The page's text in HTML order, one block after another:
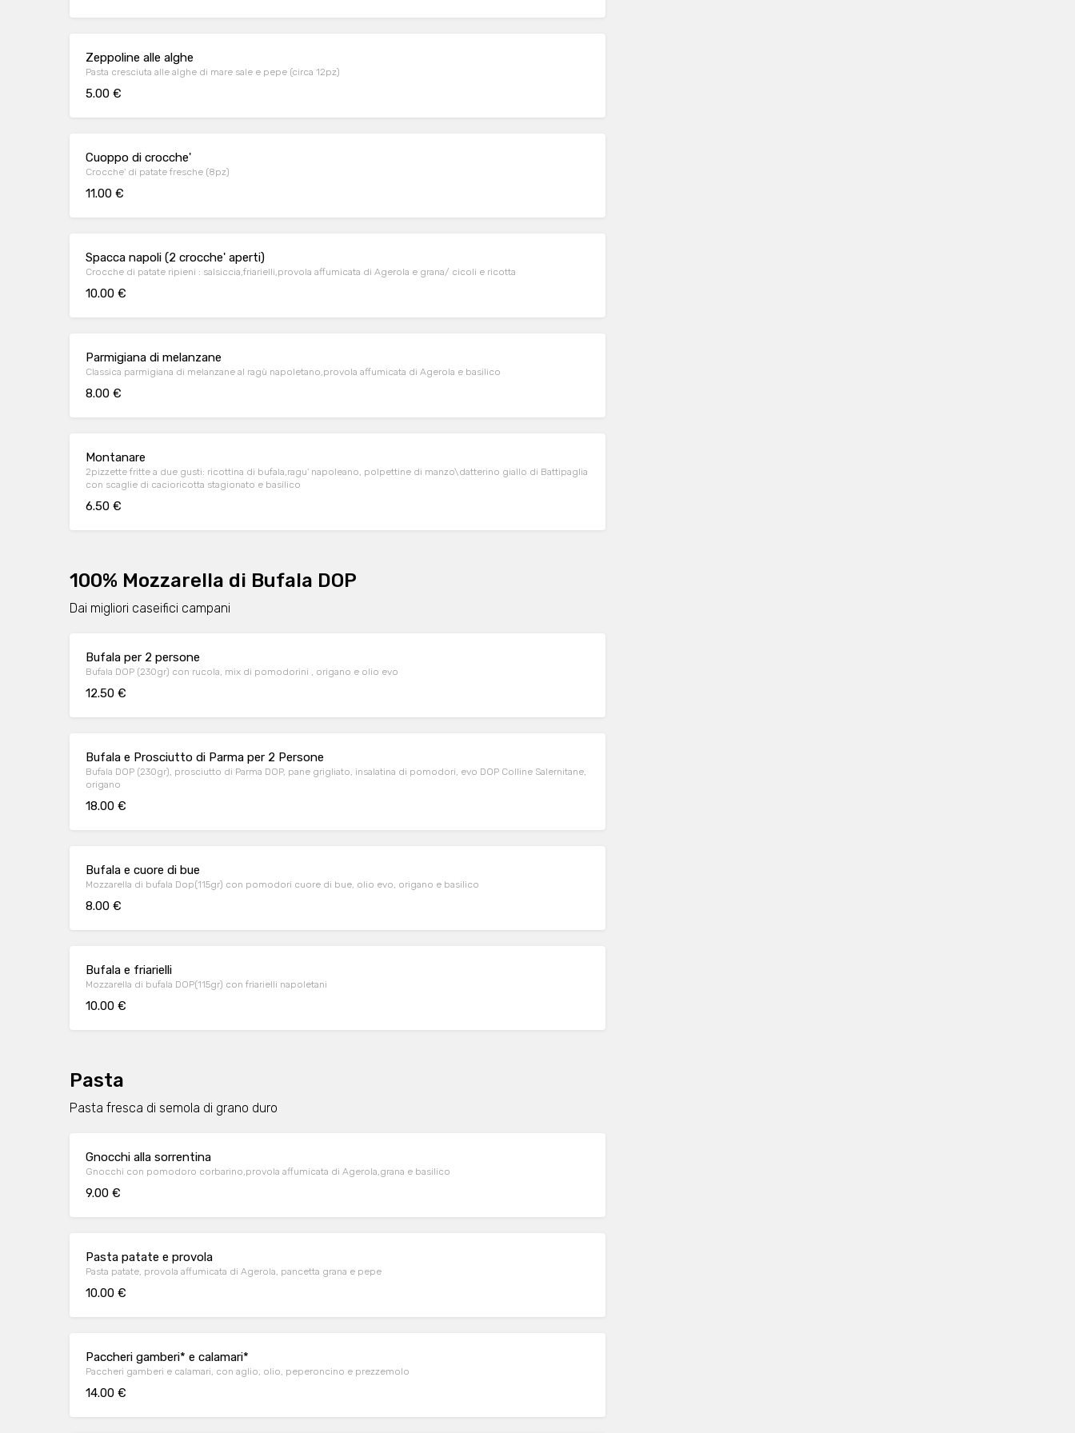
Zeppoline alle alghe
Pasta cresciuta alle alghe di mare sale e pepe (circa 12pz)
5.00 €
Cuoppo di crocche'
Crocche' di patate fresche (8pz)
11.00 €
Spacca napoli (2 crocche' aperti)
Crocche di patate ripieni : salsiccia,friarielli,provola affumicata di Agerola e grana/ cicoli e ricotta
10.00 €
Parmigiana di melanzane
Classica parmigiana di melanzane al ragù napoletano,provola affumicata di Agerola e basilico
8.00 €
Montanare
2pizzette fritte a due gusti: ricottina di bufala,ragu' napoleano, polpettine di manzo\datterino giallo di Battipaglia
con scaglie di cacioricotta stagionato e basilico
6.50 €
100% Mozzarella di Bufala DOP
Dai migliori caseifici campani
Bufala per 2 persone
Bufala DOP (230gr) con rucola, mix di pomodorini , origano e olio evo
12.50 €
Bufala e Prosciutto di Parma per 2 Persone
Bufala DOP (230gr), prosciutto di Parma DOP, pane grigliato, insalatina di pomodori, evo DOP Colline Salernitane,
origano
18.00 €
Bufala e cuore di bue
Mozzarella di bufala Dop(115gr) con pomodori cuore di bue, olio evo, origano e basilico
8.00 €
Bufala e friarielli
Mozzarella di bufala DOP(115gr) con friarielli napoletani
10.00 €
Pasta
Pasta fresca di semola di grano duro
Gnocchi alla sorrentina
Gnocchi con pomodoro corbarino,provola affumicata di Agerola,grana e basilico
9.00 €
Pasta patate e provola
Pasta patate, provola affumicata di Agerola, pancetta grana e pepe
10.00 €
Paccheri gamberi* e calamari*
Paccheri gamberi e calamari, con aglio, olio, peperoncino e prezzemolo
14.00 €